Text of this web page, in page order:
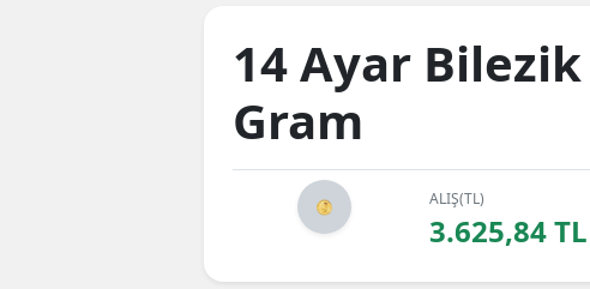
14 Ayar Bilezik
Gram
ALIŞ(TL)
3.625,84 TL